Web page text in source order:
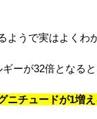
ようで実はよくわ
ーが32倍となる
ニチュードが1増